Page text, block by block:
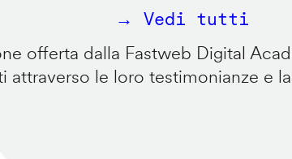
→ Vedi tutti
offerta dalla Fastweb Digital
attraverso le loro testimonianze e